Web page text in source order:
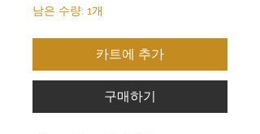
남은 수량: 1개
카트에 추가
구매하기